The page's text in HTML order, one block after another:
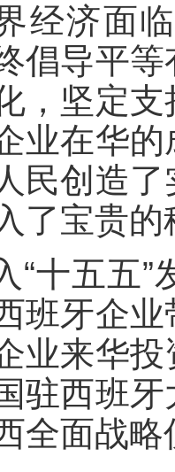
经济面
倡导平
，坚定
业在华
民创造
了宝贵
“十五五
班牙企
业来华
驻西班
全面战